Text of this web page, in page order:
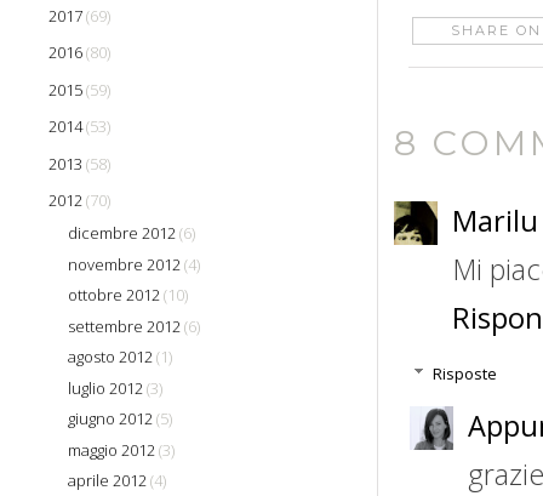
SHARE
8
Marilu
Mi
Risposte
2017(69)
2016(80)
2015(59)
2014(53)
2013 (58)
2012(70)
dicembre 2012(6)
novembre 2012(4)
ottobre 2012(10)
settembre 2012(6)
agosto 2012(1)
luglio 2012(3)
giugno 2012(5)
maggio 2012(3)
aprile 2012(4)